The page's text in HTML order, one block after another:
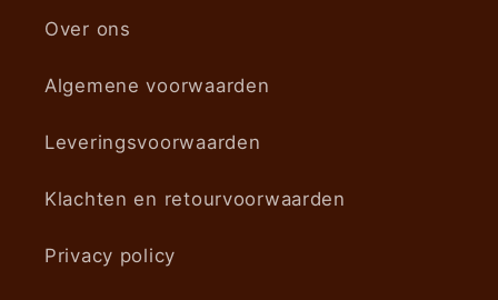
Over ons
Algemene voorwaarden
Leveringsvoorwaarden
Klachten en retourvoorwaarden
Privacy policy